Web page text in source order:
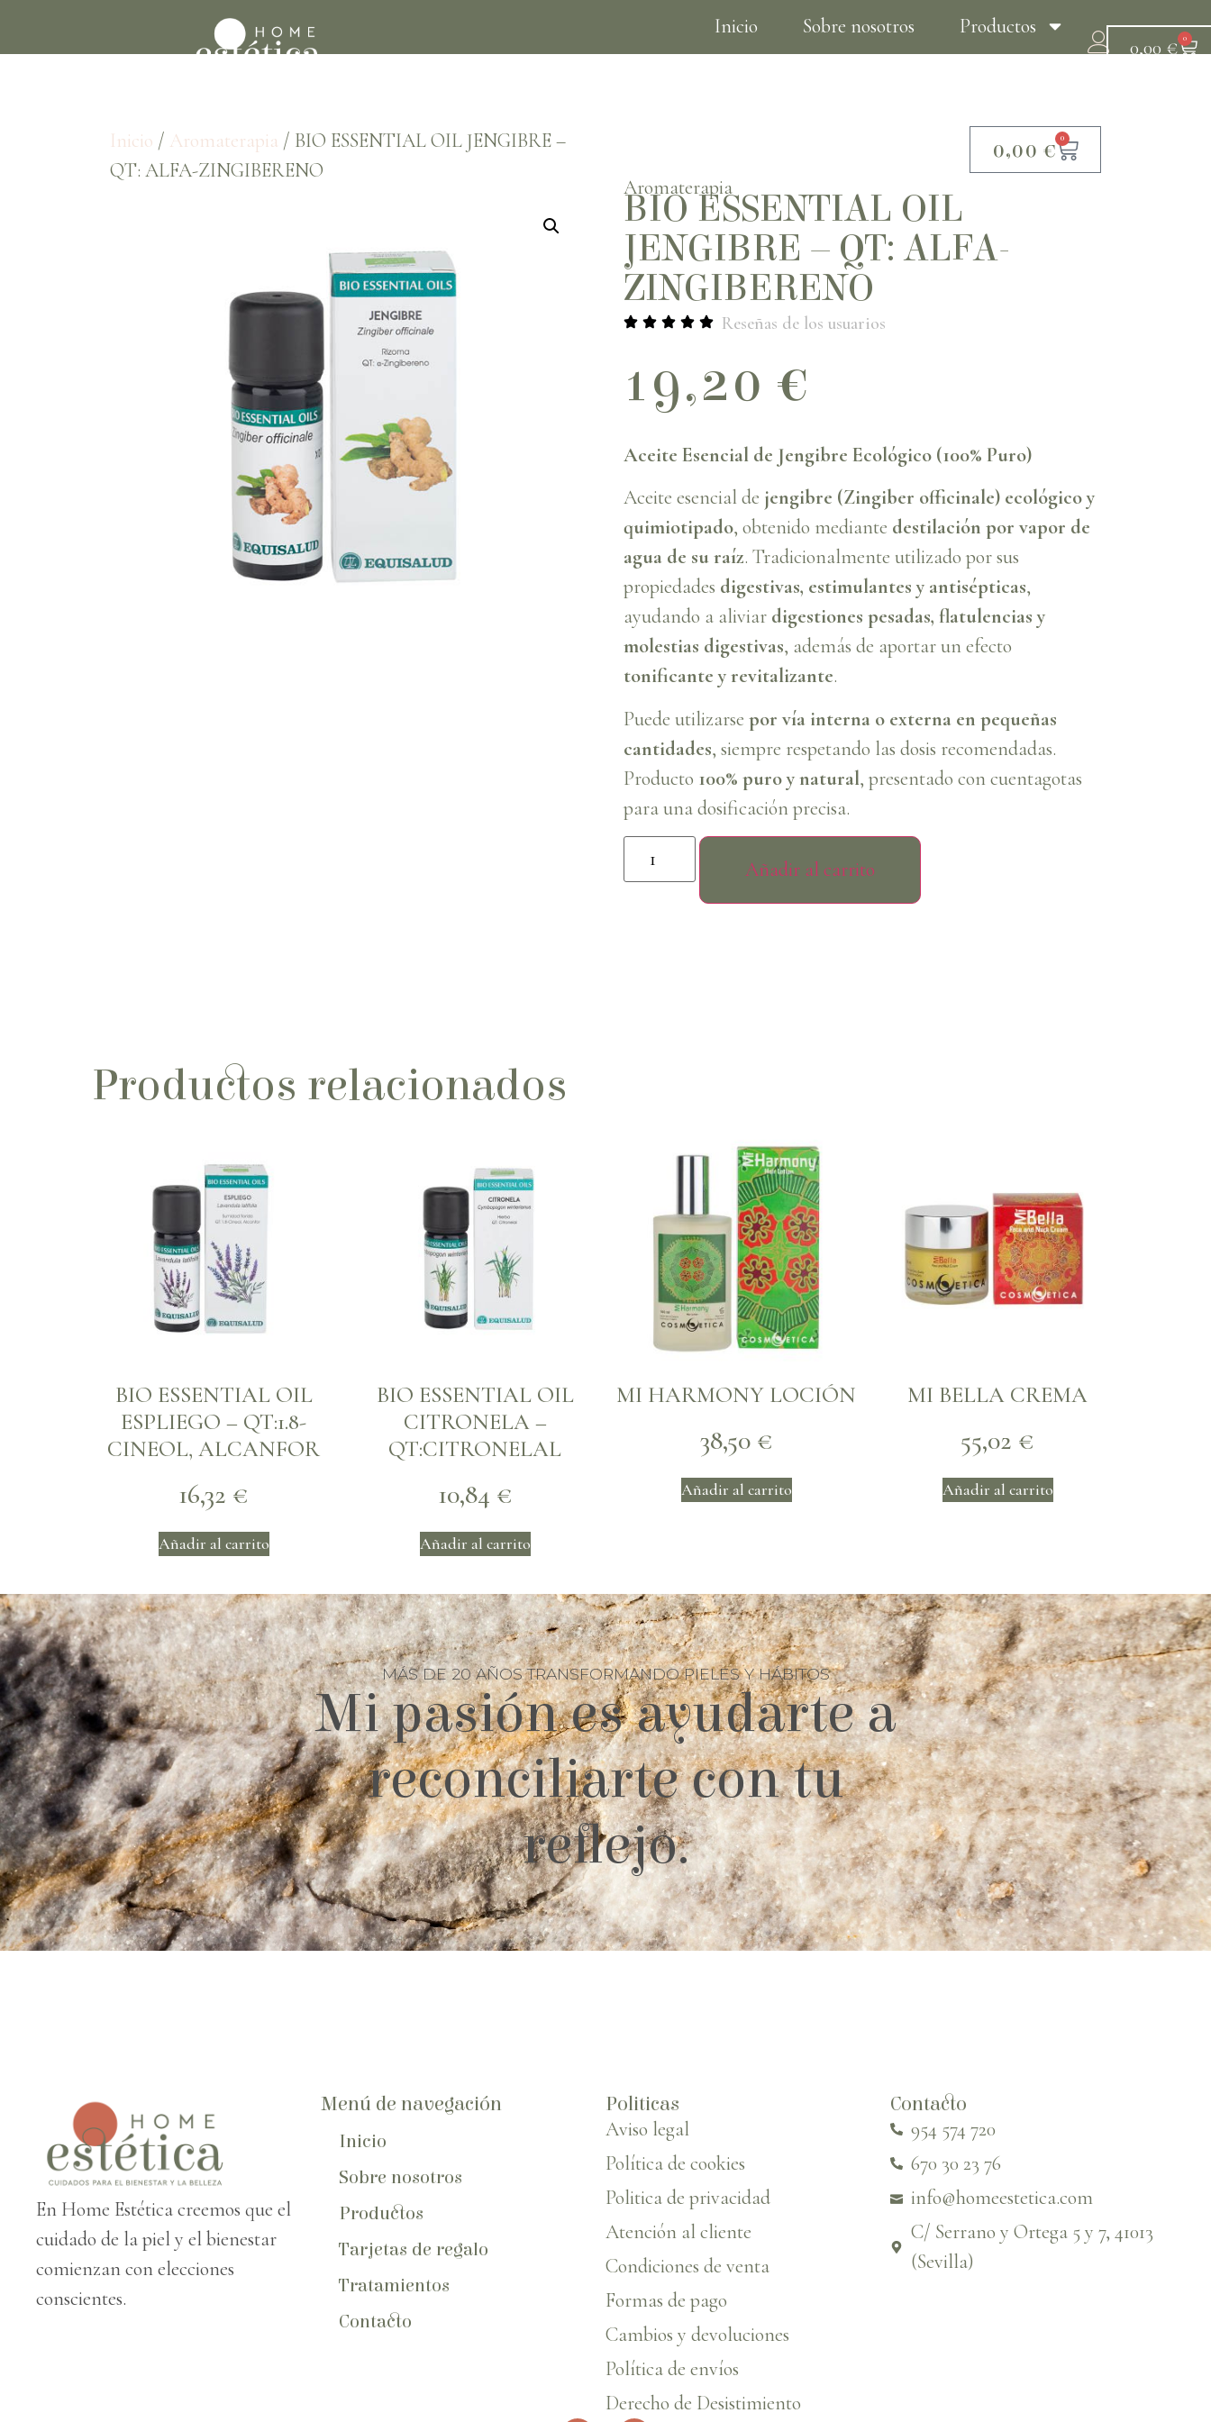
Inicio Sobre nosotros
Productos
0,00 € 0
Inicio / Aromaterapia / BIO ESSENTIAL OIL JENGIBRE –
QT: ALFA-ZINGIBERENO
0,00 € 0
Aromaterapia
BIO ESSENTIAL OIL
JENGIBRE – QT: ALFA-
ZINGIBERENO
Reseñas de los usuarios
19,20 €
Aceite Esencial de Jengibre Ecológico (100% Puro)
Aceite esencial de jengibre (Zingiber officinale) ecológico y
quimiotipado, obtenido mediante destilación por vapor de
agua de su raíz. Tradicionalmente utilizado por sus
propiedades digestivas, estimulantes y antisépticas,
ayudando a aliviar digestiones pesadas, flatulencias y
molestias digestivas, además de aportar un efecto
tonificante y revitalizante.
Puede utilizarse por vía interna o externa en pequeñas
cantidades, siempre respetando las dosis recomendadas.
Producto 100% puro y natural, presentado con cuentagotas
para una dosificación precisa.
Añadir al carrito
Productos relacionados
BIO ESSENTIAL OIL
ESPLIEGO – QT:1.8-
CINEOL, ALCANFOR
16,32 €
Añadir al carrito
BIO ESSENTIAL OIL
CITRONELA –
QT:CITRONELAL
10,84 €
Añadir al carrito
MI HARMONY LOCIÓN
38,50 €
Añadir al carrito
MI BELLA CREMA
55,02 €
Añadir al carrito
MÁS DE 20 AÑOS TRANSFORMANDO PIELES Y HÁBITOS
Mi pasión es ayudarte a
reconciliarte con tu
reflejo.
En Home Estética creemos que el
cuidado de la piel y el bienestar
comienzan con elecciones
conscientes.
Menú de navegación
Inicio
Sobre nosotros
Productos
Tarjetas de regalo
Tratamientos
Contacto
Politicas
Aviso legal
Política de cookies
Politica de privacidad
Atención al cliente
Condiciones de venta
Formas de pago
Cambios y devoluciones
Política de envíos
Derecho de Desistimiento
Contacto
954 574 720
670 30 23 76
info@homeestetica.com
C/ Serrano y Ortega 5 y 7, 41013
(Sevilla)